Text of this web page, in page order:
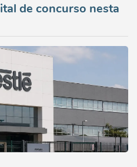
de concurso nesta